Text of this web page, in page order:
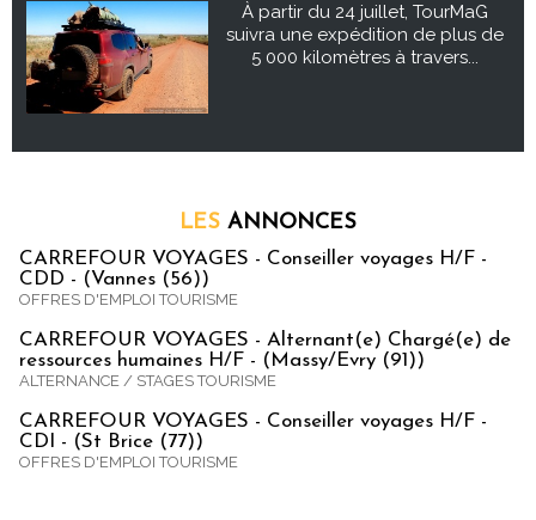
À partir du 24 juillet, TourMaG
suivra une expédition de plus de
5 000 kilomètres à travers...
LES ANNONCES
CARREFOUR VOYAGES - Conseiller voyages H/F -
CDD - (Vannes (56))
OFFRES D'EMPLOI TOURISME
CARREFOUR VOYAGES - Alternant(e) Chargé(e) de
ressources humaines H/F - (Massy/Evry (91))
ALTERNANCE / STAGES TOURISME
CARREFOUR VOYAGES - Conseiller voyages H/F -
CDI - (St Brice (77))
OFFRES D'EMPLOI TOURISME